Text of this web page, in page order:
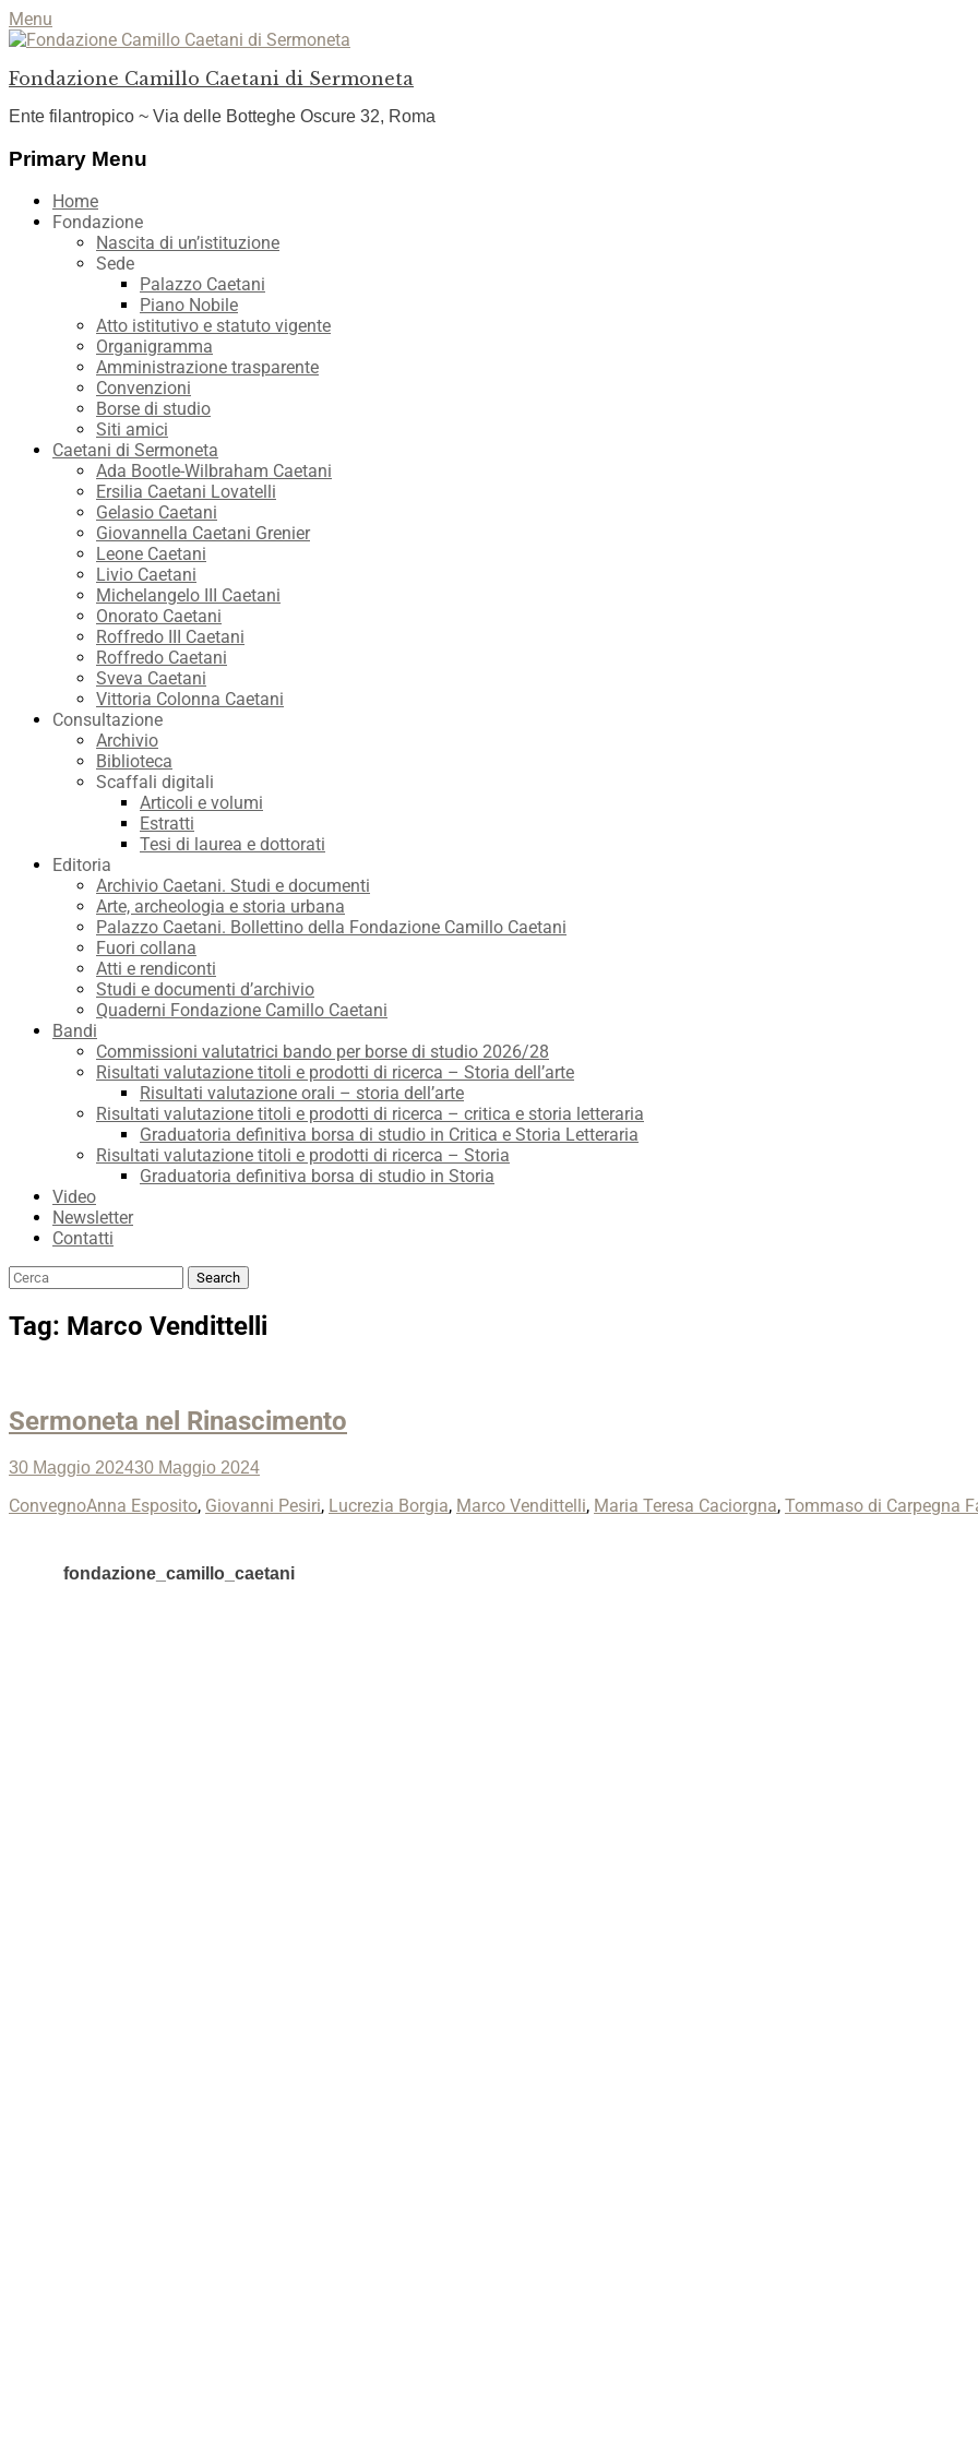
Menu
Fondazione Camillo Caetani di Sermoneta
Ente filantropico ~ Via delle Botteghe Oscure 32, Roma
Facebook
YouTube
Instagram
Primary Menu
Skip
Home
Fondazione
Nascita di un’istituzione
Sede
Palazzo Caetani
Piano Nobile
Atto istitutivo e statuto vigente
Organigramma
Amministrazione trasparente
Convenzioni
Borse di studio
Siti amici
Caetani di Sermoneta
Ada Bootle-Wilbraham Caetani
Ersilia Caetani Lovatelli
Gelasio Caetani
Giovannella Caetani Grenier
Leone Caetani
Livio Caetani
Michelangelo III Caetani
Onorato Caetani
Roffredo III Caetani
Roffredo Caetani
Sveva Caetani
Vittoria Colonna Caetani
Consultazione
Archivio
Biblioteca
Scaffali digitali
Articoli e volumi
Estratti
Tesi di laurea e dottorati
Editoria
Archivio Caetani. Studi e documenti
Arte, archeologia e storia urbana
Palazzo Caetani. Bollettino della Fondazione Camillo Caetani
Fuori collana
Atti e rendiconti
Studi e documenti d’archivio
Quaderni Fondazione Camillo Caetani
Bandi
Commissioni valutatrici bando per borse di studio 2026/28
Risultati valutazione titoli e prodotti di ricerca – Storia dell’arte
Risultati valutazione orali – storia dell’arte
Risultati valutazione titoli e prodotti di ricerca – critica e storia letteraria
Graduatoria definitiva borsa di studio in Critica e Storia Letteraria
Risultati valutazione titoli e prodotti di ricerca – Storia
Graduatoria definitiva borsa di studio in Storia
Video
Newsletter
Contatti
Search
Search
Tag: Marco Vendittelli
Sermoneta nel Rinascimento
Posted
30 Maggio 202430 Maggio 2024
Categories
ConvegnoTags
Anna Esposito, Giovanni Pesiri, Lucrezia Borgia, Marco Vendittelli, Maria Teresa Caciorgna, Tommaso di Carpegna
fondazione_camillo_caetani